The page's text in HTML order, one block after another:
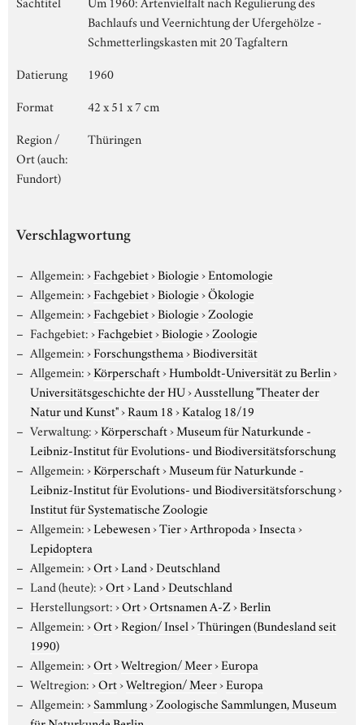
Bachlaufs und Veernichtung der Ufergehölze -
Schmetterlingskasten mit 20 Tagfaltern
Datierung
1960
Format
42 x 51 x 7 cm
Region /
Ort (auch:
Fundort)
Thüringen
Verschlagwortung
Allgemein:›Fachgebiet›Biologie›Entomologie
Allgemein:›Fachgebiet›Biologie›Ökologie
Allgemein:›Fachgebiet›Biologie›Zoologie
Fachgebiet:›Fachgebiet›Biologie›Zoologie
Allgemein:›Forschungsthema›Biodiversität
Allgemein:›Körperschaft›Humboldt-Universität zu Berlin›
Universitätsgeschichte der HU›Ausstellung "Theater der
Natur und Kunst"›Raum 18›Katalog 18/19
Verwaltung:›Körperschaft›Museum für Naturkunde -
Leibniz-Institut für Evolutions- und Biodiversitätsforschung
Allgemein:›Körperschaft›Museum für Naturkunde -
Leibniz-Institut für Evolutions- und Biodiversitätsforschung›
Institut für Systematische Zoologie
Allgemein:›Lebewesen›Tier›Arthropoda›Insecta›
Lepidoptera
Allgemein:›Ort›Land›Deutschland
Land (heute):›Ort›Land›Deutschland
Herstellungsort:›Ort›Ortsnamen A-Z›Berlin
Allgemein:›Ort›Region/ Insel›Thüringen (Bundesland seit
1990)
Allgemein:›Ort›Weltregion/ Meer›Europa
Weltregion:›Ort›Weltregion/ Meer›Europa
Allgemein:›Sammlung›Zoologische Sammlungen, Museum